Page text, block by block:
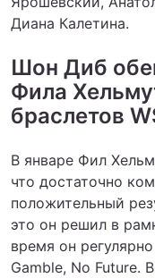
Диана Калетина.
Шон Диб
Фила
браслетов
В январе Фил
что достаточно
положительный
это он решил в
время он
Gamble, No Future.